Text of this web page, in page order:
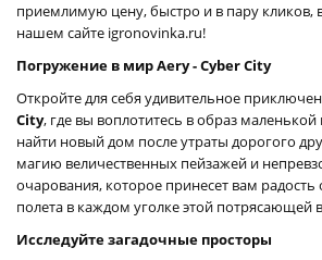
приемлимую цену, быстро и в пару кликов,
нашем сайте igronovinka.ru!
Погружение в мир Aery - Cyber City
Откройте для себя удивительное
City, где вы воплотитесь в образ
найти новый дом после утраты дорогого
магию величественных пейзажей и
очарования, которое принесет вам радость
полета в каждом уголке этой потрясающей
Исследуйте загадочные просторы